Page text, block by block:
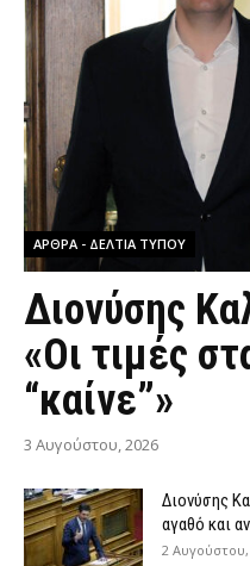
ΆΡΘΡΑ - ΔΕΛΤΊΑ ΤΎΠΟΥ
Διονύσης
«Οι τιμές
“καίνε”»
3 Αυγούστου, 2026
Διονύσης
αγαθό και
2 Αυγούστου,